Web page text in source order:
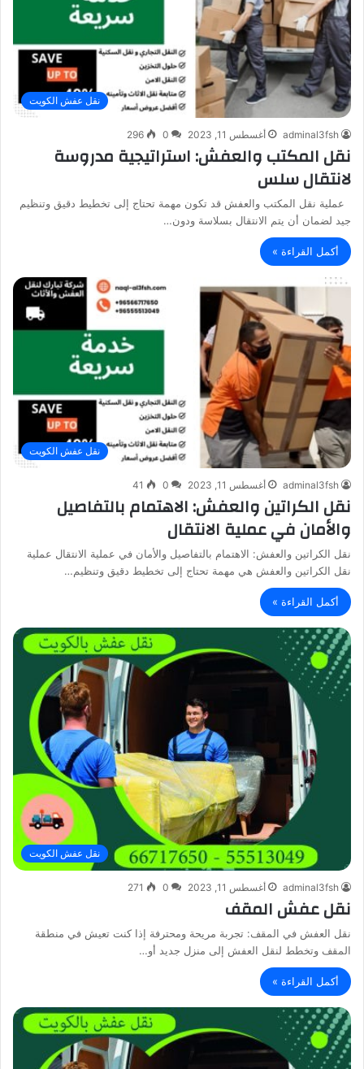
نقل عفش الكويت
adminal3fsh أغسطس 11, 2023 0
296
نقل المكتب والعفش: استراتيجية مدروسة
لانتقال سلس
عملية نقل المكتب والعفش قد تكون مهمة تحتاج إلى تخطيط دقيق وتنظيم
جيد لضمان أن يتم الانتقال بسلاسة ودون…
أكمل القراءة »
نقل عفش الكويت
adminal3fsh أغسطس 11, 2023 0
41
نقل الكراتين والعفش: الاهتمام بالتفاصيل
والأمان في عملية الانتقال
نقل الكراتين والعفش: الاهتمام بالتفاصيل والأمان في عملية الانتقال عملية
نقل الكراتين والعفش هي مهمة تحتاج إلى تخطيط دقيق وتنظيم…
أكمل القراءة »
نقل عفش الكويت
adminal3fsh أغسطس 11, 2023 0
271
نقل عفش المقف
نقل العفش في المقف: تجربة مريحة ومحترفة إذا كنت تعيش في منطقة
المقف وتخطط لنقل العفش إلى منزل جديد أو…
أكمل القراءة »